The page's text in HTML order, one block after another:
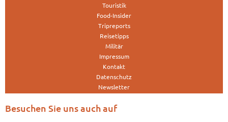
Touristik
Food-Insider
Tripreports
Reisetipps
Militär
Impressum
Kontakt
Datenschutz
Newsletter
Besuchen Sie uns auch auf